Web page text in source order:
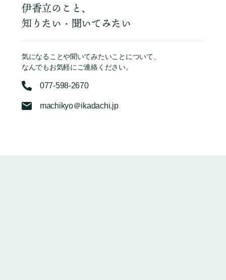
伊香立のこと、
知りたい・聞いてみたい
気になることや聞いてみたいことについて、
なんでもお気軽にご連絡ください。
077-598-2670
machikyo＠ikadachi.jp